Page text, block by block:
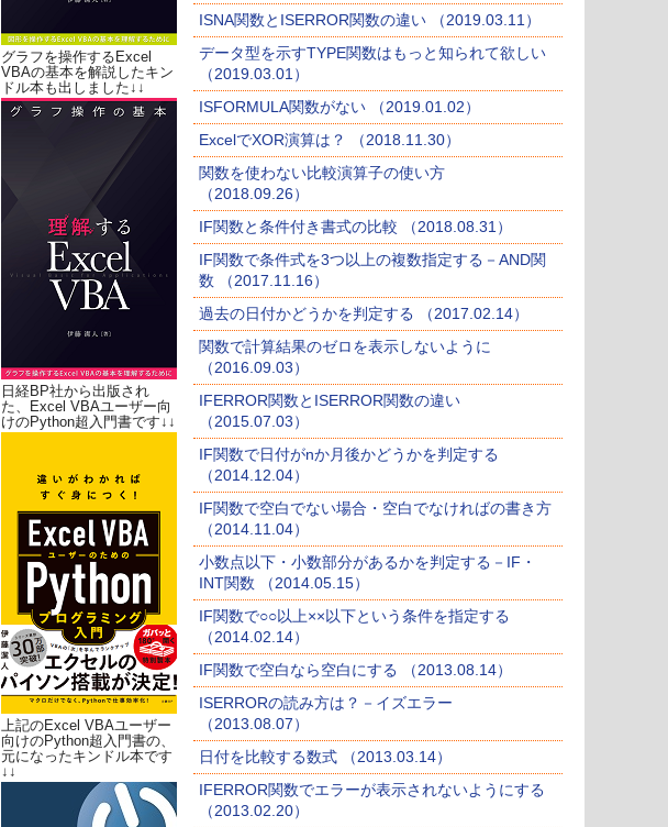
グラフを操作するExcel
VBAの基本を解説したキン
ドル本も出しました↓↓
日経BP社から出版され
た、Excel VBAユーザー向
けのPython超入門書です↓↓
上記のExcel VBAユーザー
向けのPython超入門書の、
元になったキンドル本です
↓↓
ISNA関数とISERROR関数の違い （2019.03.11）
データ型を示すTYPE関数はもっと知られて欲しい
（2019.03.01）
ISFORMULA関数がない （2019.01.02）
ExcelでXOR演算は？ （2018.11.30）
関数を使わない比較演算子の使い方
（2018.09.26）
IF関数と条件付き書式の比較 （2018.08.31）
IF関数で条件式を3つ以上の複数指定する－AND関
数 （2017.11.16）
過去の日付かどうかを判定する （2017.02.14）
関数で計算結果のゼロを表示しないように
（2016.09.03）
IFERROR関数とISERROR関数の違い
（2015.07.03）
IF関数で日付がnか月後かどうかを判定する
（2014.12.04）
IF関数で空白でない場合・空白でなければの書き方
（2014.11.04）
小数点以下・小数部分があるかを判定する－IF・
INT関数 （2014.05.15）
IF関数で○○以上××以下という条件を指定する
（2014.02.14）
IF関数で空白なら空白にする （2013.08.14）
ISERRORの読み方は？－イズエラー
（2013.08.07）
日付を比較する数式 （2013.03.14）
IFERROR関数でエラーが表示されないようにする
（2013.02.20）